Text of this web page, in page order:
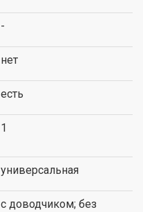
-
нет
есть
1
универсальная
с доводчиком; без